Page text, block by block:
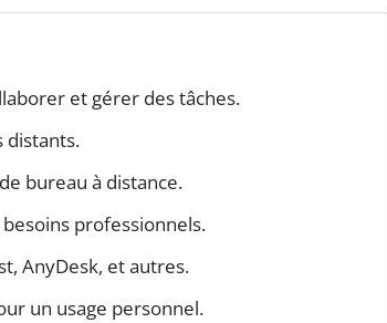
et gérer des tâches.
distants.
bureau à distance.
professionnels.
AnyDesk, et autres.
un usage personnel.